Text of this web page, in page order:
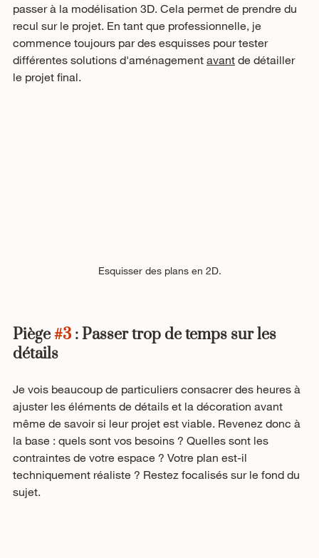
passer à la modélisation 3D. Cela permet de prendre du
recul sur le projet. En tant que professionnelle, je
commence toujours par des esquisses pour tester
différentes solutions d'aménagement avant de détailler
le projet final.
Esquisser des plans en 2D.
Piège #3 : Passer trop de temps sur les
détails
Je vois beaucoup de particuliers consacrer des heures à
ajuster les éléments de détails et la décoration avant
même de savoir si leur projet est viable. Revenez donc à
la base : quels sont vos besoins ? Quelles sont les
contraintes de votre espace ? Votre plan est-il
techniquement réaliste ? Restez focalisés sur le fond du
sujet.